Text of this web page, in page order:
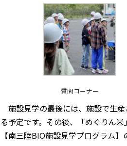
質問コーナー
施設見学の最後には、施設で生
る予定です。その後、「めぐりん
【南三陸BIO施設見学プログラム